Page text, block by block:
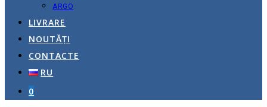
ARGO
LIVRARE
NOUTĂȚI
CONTACTE
RU
0